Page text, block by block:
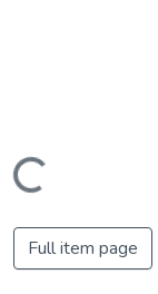
Loading...
Full item page